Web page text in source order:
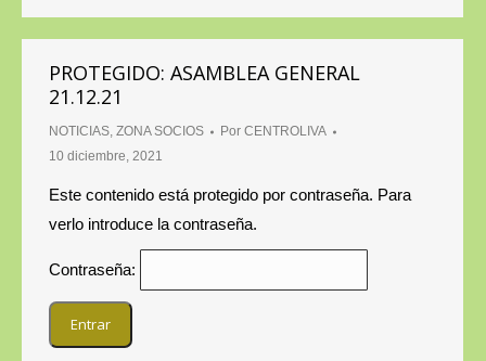
PROTEGIDO: ASAMBLEA GENERAL
21.12.21
NOTICIAS, ZONA SOCIOS Por CENTROLIVA
10 diciembre, 2021
Este contenido está protegido por contraseña. Para
verlo introduce la contraseña.
Contraseña: